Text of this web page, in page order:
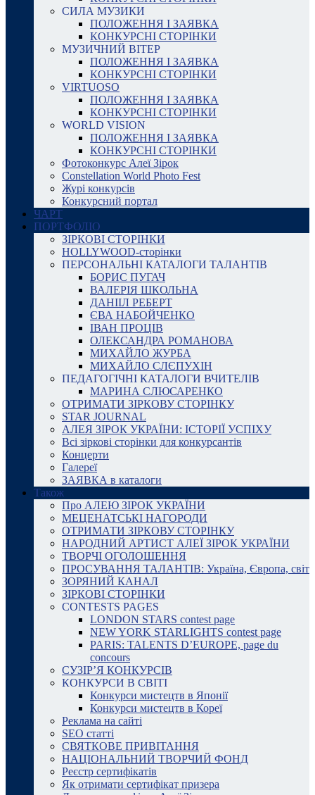
СИЛА МУЗИКИ
ПОЛОЖЕННЯ І ЗАЯВКА
КОНКУРСНІ СТОРІНКИ
МУЗИЧНИЙ ВІТЕР
ПОЛОЖЕННЯ І ЗАЯВКА
КОНКУРСНІ СТОРІНКИ
VIRTUOSO
ПОЛОЖЕННЯ І ЗАЯВКА
КОНКУРСНІ СТОРІНКИ
WORLD VISION
ПОЛОЖЕННЯ І ЗАЯВКА
КОНКУРСНІ СТОРІНКИ
Фотоконкурс Алеї Зірок
Constellation World Photo Fest
Журі конкурсів
Конкурсний портал
ЧАРТ
ПОРТФОЛІО
ЗІРКОВІ СТОРІНКИ
HOLLYWOOD-сторінки
ПЕРСОНАЛЬНІ КАТАЛОГИ ТАЛАНТІВ
БОРИС ПУГАЧ
ВАЛЕРІЯ ШКОЛЬНА
ДАНІІЛ РЕБЕРТ
ЄВА НАБОЙЧЕНКО
ІВАН ПРОЦІВ
ОЛЕКСАНДРА РОМАНОВА
МИХАЙЛО ЖУРБА
МИХАЙЛО СЛЄПУХІН
ПЕДАГОГІЧНІ КАТАЛОГИ ВЧИТЕЛІВ
МАРИНА СЛЮСАРЕНКО
ОТРИМАТИ ЗІРКОВУ СТОРІНКУ
STAR JOURNAL
АЛЕЯ ЗІРОК УКРАЇНИ: ІСТОРІЇ УСПІХУ
Всі зіркові сторінки для конкурсантів
Концерти
Галереї
ЗАЯВКА в каталоги
Також
Про АЛЕЮ ЗІРОК УКРАЇНИ
МЕЦЕНАТСЬКІ НАГОРОДИ
ОТРИМАТИ ЗІРКОВУ СТОРІНКУ
НАРОДНИЙ АРТИСТ АЛЕЇ ЗІРОК УКРАЇНИ
ТВОРЧІ ОГОЛОШЕННЯ
ПРОСУВАННЯ ТАЛАНТІВ: Україна, Європа, світ
ЗОРЯНИЙ КАНАЛ
ЗІРКОВІ СТОРІНКИ
CONTESTS PAGES
LONDON STARS contest page
NEW YORK STARLIGHTS contest page
PARIS: TALENTS D’EUROPE, page du
concours
СУЗІР’Я КОНКУРСІВ
КОНКУРСИ В СВІТІ
Конкурси мистецтв в Японії
Конкурси мистецтв в Кореї
Реклама на сайті
SEO статті
СВЯТКОВЕ ПРИВІТАННЯ
НАЦІОНАЛЬНИЙ ТВОРЧИЙ ФОНД
Реєстр сертифікатів
Як отримати сертифікат призера